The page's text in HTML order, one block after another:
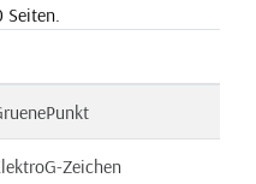
Zeichen